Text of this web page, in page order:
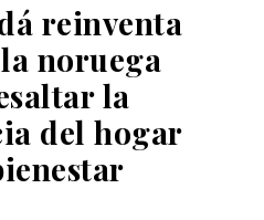
reinventa
noruega
la
del hogar